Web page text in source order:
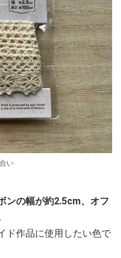
い
ンの幅が約2.5cm、オフ
ド作品に使用したい色で